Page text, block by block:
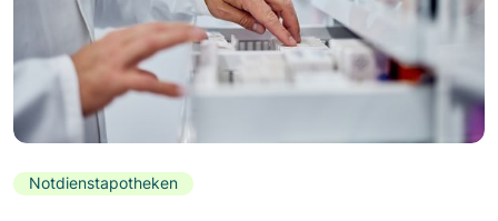
Notdienstapotheken